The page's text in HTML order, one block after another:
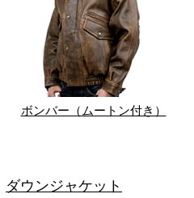
ボンバー（ムートン付き）
ダウンジャケット